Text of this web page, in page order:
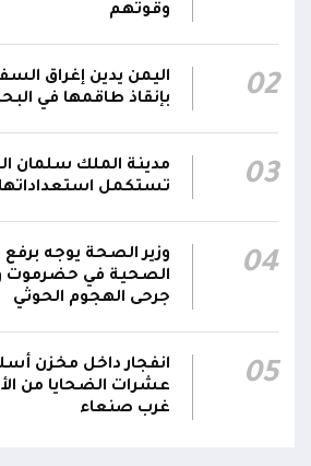
وثبات المقاتلين في مواقعهم
00:26
الفريق أول ركن طارق صالح
هاتفيين قائدي الفرقتين
استشهاد عدد من الأبطال
اللجنة الأمنية بحضرموت
الحوثي على القوات المسلحة
والاستقرار
23:05
جدد #المكتب_السياسي
واستعادة العاصمة صنعاء
وقوتهم
02
اليمن يدين إغراق
بإنقاذ طاقمها في
03
مدينة الملك سلمان
تستكمل استعداداتها
04
وزير الصحة يوجه برفع
الصحية في حضرموت
جرحى الهجوم الحوثي
05
انفجار داخل مخزن
عشرات الضحايا من
غرب صنعاء